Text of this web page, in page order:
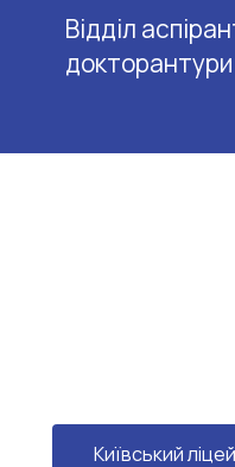
Відділ
докторантури
Київський